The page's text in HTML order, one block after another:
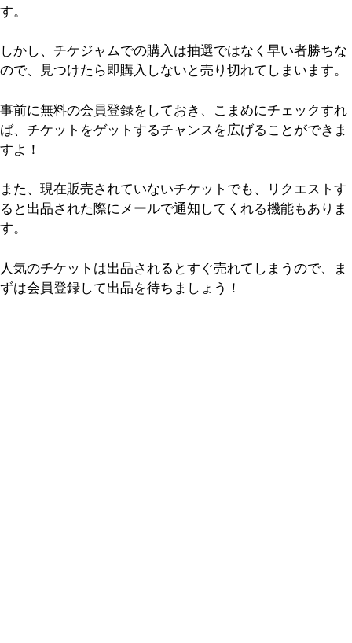
す。
しかし、チケジャムでの購入は抽選ではなく早い者勝ちな
ので、見つけたら即購入しないと売り切れてしまいます。
事前に無料の会員登録をしておき、こまめにチェックすれ
ば、チケットをゲットするチャンスを広げることができま
すよ！
また、現在販売されていないチケットでも、リクエストす
ると出品された際にメールで通知してくれる機能もありま
す。
人気のチケットは出品されるとすぐ売れてしまうので、ま
ずは会員登録して出品を待ちましょう！